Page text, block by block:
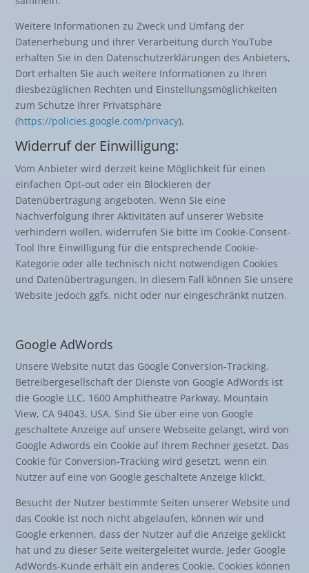
Weitere Informationen zu Zweck und Umfang der
Datenerhebung und ihrer Verarbeitung durch YouTube
erhalten Sie in den Datenschutzerklärungen des Anbieters,
Dort erhalten Sie auch weitere Informationen zu Ihren
diesbezüglichen Rechten und Einstellungsmöglichkeiten
zum Schutze Ihrer Privatsphäre
(https://policies.google.com/privacy).
Widerruf der Einwilligung:
Vom Anbieter wird derzeit keine Möglichkeit für einen
einfachen Opt-out oder ein Blockieren der
Datenübertragung angeboten. Wenn Sie eine
Nachverfolgung Ihrer Aktivitäten auf unserer Website
verhindern wollen, widerrufen Sie bitte im Cookie-Consent-
Tool Ihre Einwilligung für die entsprechende Cookie-
Kategorie oder alle technisch nicht notwendigen Cookies
und Datenübertragungen. In diesem Fall können Sie unsere
Website jedoch ggfs. nicht oder nur eingeschränkt nutzen.
Google AdWords
Unsere Website nutzt das Google Conversion-Tracking.
Betreibergesellschaft der Dienste von Google AdWords ist
die Google LLC, 1600 Amphitheatre Parkway, Mountain
View, CA 94043, USA. Sind Sie über eine von Google
geschaltete Anzeige auf unsere Webseite gelangt, wird von
Google Adwords ein Cookie auf Ihrem Rechner gesetzt. Das
Cookie für Conversion-Tracking wird gesetzt, wenn ein
Nutzer auf eine von Google geschaltete Anzeige klickt.
Besucht der Nutzer bestimmte Seiten unserer Website und
das Cookie ist noch nicht abgelaufen, können wir und
Google erkennen, dass der Nutzer auf die Anzeige geklickt
hat und zu dieser Seite weitergeleitet wurde. Jeder Google
AdWords-Kunde erhält ein anderes Cookie. Cookies können